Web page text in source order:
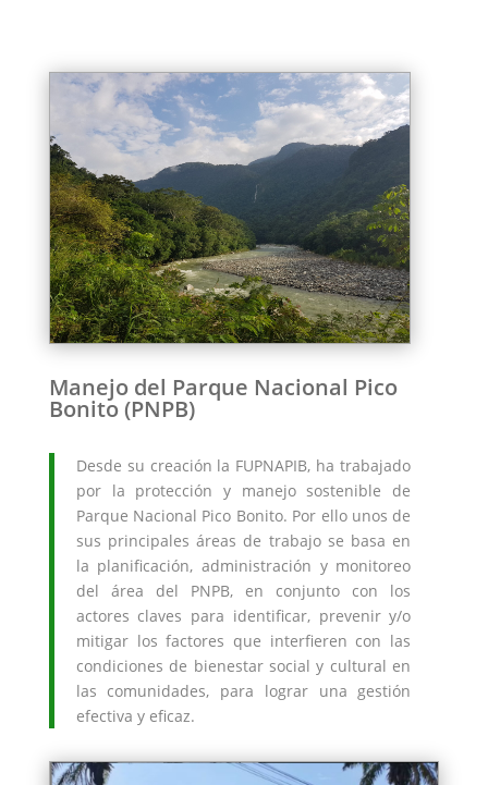
Manejo del Parque Nacional Pico
Bonito (PNPB)
Desde su creación la FUPNAPIB, ha trabajado
por la protección y manejo sostenible de
Parque Nacional Pico Bonito. Por ello unos de
sus principales áreas de trabajo se basa en
la planificación, administración y monitoreo
del área del PNPB, en conjunto con los
actores claves para identificar, prevenir y/o
mitigar los factores que interfieren con las
condiciones de bienestar social y cultural en
las comunidades, para lograr una gestión
efectiva y eficaz.